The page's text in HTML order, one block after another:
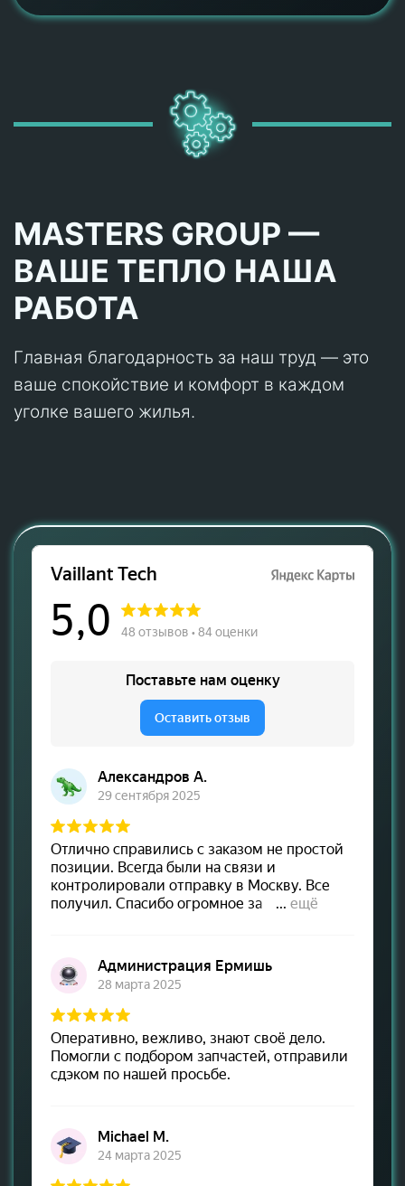
MASTERS GROUP —
ВАШЕ ТЕПЛО НАША
РАБОТА
Главная благодарность за наш труд — это
ваше спокойствие и комфорт в каждом
уголке вашего жилья.